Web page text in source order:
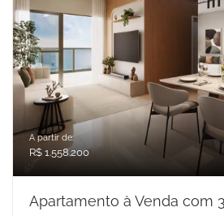
A partir de:
R$ 1.558.200
Apartamento à Venda com